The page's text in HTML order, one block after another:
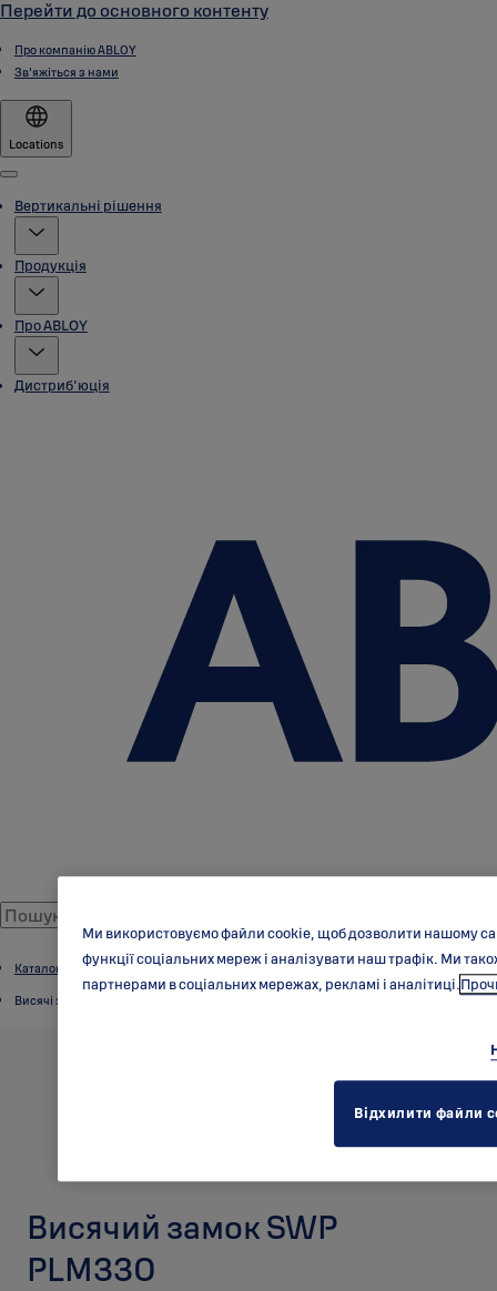
Перейти до основного контенту
Про компанію ABLOY
Зв'яжіться з нами
Locations
Menu
Вертикальні рішення
Продукція
Про ABLOY
Дистриб'юція
Каталог продукції
Висячі замки
Висячий замок SWP
PLM330
Ми використовуємо файли cookie, щоб дозволити нашому
функції соціальних мереж і аналізувати наш трафік. Ми
партнерами в соціальних мережах, рекламі і аналітиці.
Відхилити файли